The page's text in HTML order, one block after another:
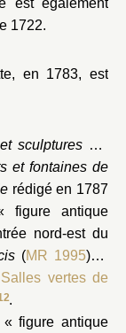
est également
1722.
en 1783, est
sculptures qui
et fontaines de
rédigé en 1787
figure antique
nord-est du
(MR 1995)
Salles vertes de
.
figure antique